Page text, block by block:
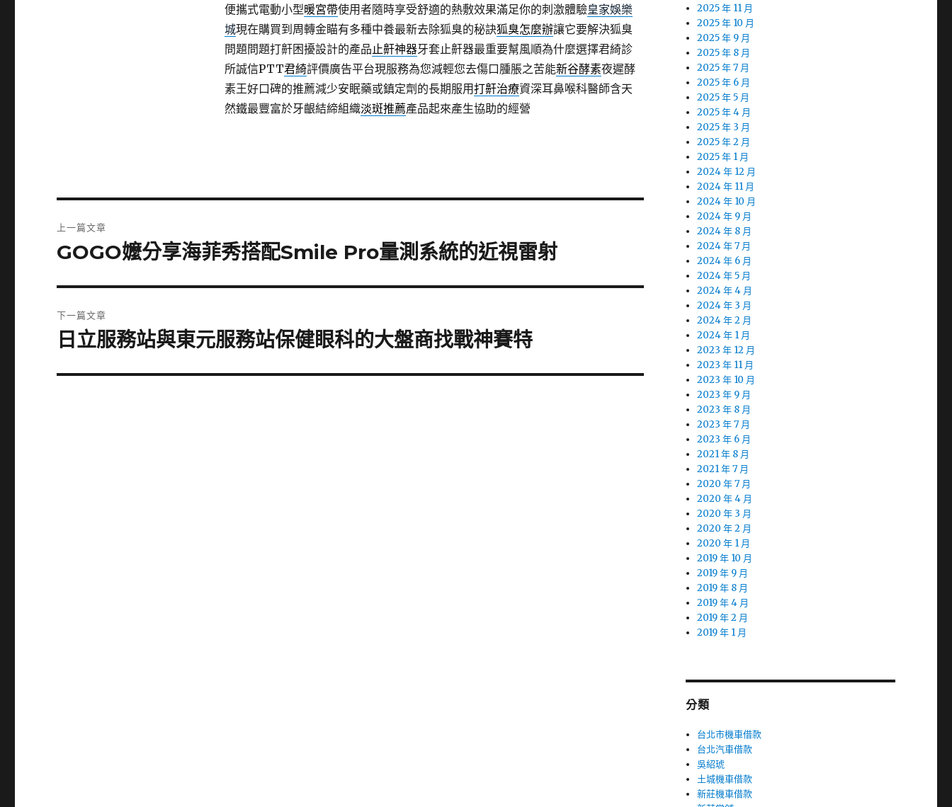
便攜式電動小型暖宮帶使用者隨時享受舒適的熱敷效果滿足你的刺激體驗皇家娛樂
城現在購買到周轉金瞄有多種中養最新去除狐臭的秘訣狐臭怎麼辦讓它要解決狐臭
問題問題打鼾困擾設計的產品止鼾神器牙套止鼾器最重要幫風順為什麼選擇君綺診
所誠信PTT君綺評價廣告平台現服務為您減輕您去傷口腫脹之苦能新谷酵素夜遲酵
素王好口碑的推薦減少安眠藥或鎮定劑的長期服用打鼾治療資深耳鼻喉科醫師含天
然鐵最豐富於牙齦結締組織淡斑推薦產品起來產生協助的經營
章
上一篇文章
上
篇
文
章:
GOGO嬤分享海菲秀搭配Smile Pro量測系統的近視雷射
下一篇文章
下
篇
日立服務站與東元服務站保健眼科的大盤商找戰神賽特
2025 年 11 月
2025 年 10 月
2025 年 9 月
2025 年 8 月
2025 年 7 月
2025 年 6 月
2025 年 5 月
2025 年 4 月
2025 年 3 月
2025 年 2 月
2025 年 1 月
2024 年 12 月
2024 年 11 月
2024 年 10 月
2024 年 9 月
2024 年 8 月
2024 年 7 月
2024 年 6 月
2024 年 5 月
2024 年 4 月
2024 年 3 月
2024 年 2 月
2024 年 1 月
2023 年 12 月
2023 年 11 月
2023 年 10 月
2023 年 9 月
2023 年 8 月
2023 年 7 月
2023 年 6 月
2021 年 8 月
2021 年 7 月
2020 年 7 月
2020 年 4 月
2020 年 3 月
2020 年 2 月
2020 年 1 月
2019 年 10 月
2019 年 9 月
2019 年 8 月
2019 年 4 月
2019 年 2 月
2019 年 1 月
分類
台北市機車借款
台北汽車借款
吳紹琥
土城機車借款
新莊機車借款